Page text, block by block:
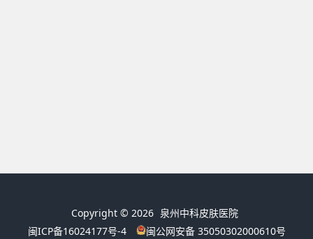
Copyright © 2026 泉州中科皮肤医院
闽ICP备16024177号-4
闽公网安备 35050302000610号